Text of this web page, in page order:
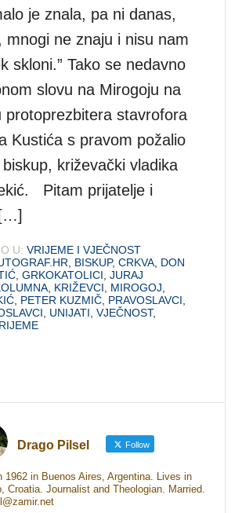
je znala, pa ni danas,
mnogi ne znaju i nisu nam
skloni.” Tako se nedavno
slovu na Mirogoju na
protoprezbitera stavrofora
Kustića s pravom požalio
križevački vladika
Pitam prijatelje i
U: VRIJEME I VJEČNOST
BISKUP,CRKVA DON
,GRKOKATOLICI ,JURAJ
KRIŽEVCI MIROGOJ
PETER KUZMIČ PRAVOSLAVCI
UNIJATI ,VJEČNOST,
Drago Pilsel Follow
1962 in Buenos Aires, Argentina. Lives in
Croatia. Journalist and Theologian. Married.